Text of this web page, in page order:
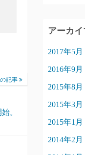
記事
。
アーカイ
2017年5月
2016年9月
2015年8月
2015年3月
2015年1月
2014年2月